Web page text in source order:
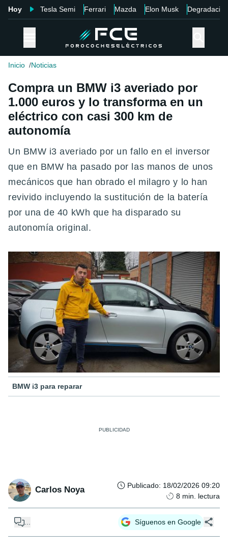
Hoy Tesla Semi Ferrari Mazda Elon Musk Degradación
Inicio Noticias
Compra un BMW i3 averiado por
1.000 euros y lo transforma en un
eléctrico con casi 300 km de
autonomía
Un BMW i3 averiado por un fallo en el inversor
que en BMW ha pasado por las manos de unos
mecánicos que han obrado el milagro y lo han
revivido incluyendo la sustitución de la batería
por una de 40 kWh que ha disparado su
autonomía original.
BMW i3 para reparar
Carlos Noya Publicado: 18/02/2026 09:20
8 min. lectura
Síguenos en Google